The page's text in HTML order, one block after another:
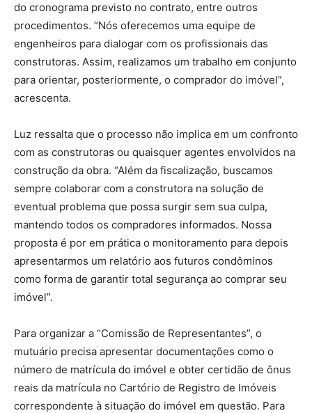
do cronograma previsto no contrato, entre outros
procedimentos. “Nós oferecemos uma equipe de
engenheiros para dialogar com os profissionais das
construtoras. Assim, realizamos um trabalho em conjunto
para orientar, posteriormente, o comprador do imóvel”,
acrescenta.
Luz ressalta que o processo não implica em um confronto
com as construtoras ou quaisquer agentes envolvidos na
construção da obra. “Além da fiscalização, buscamos
sempre colaborar com a construtora na solução de
eventual problema que possa surgir sem sua culpa,
mantendo todos os compradores informados. Nossa
proposta é por em prática o monitoramento para depois
apresentarmos um relatório aos futuros condôminos
como forma de garantir total segurança ao comprar seu
imóvel”.
Para organizar a “Comissão de Representantes”, o
mutuário precisa apresentar documentações como o
número de matrícula do imóvel e obter certidão de ônus
reais da matrícula no Cartório de Registro de Imóveis
correspondente à situação do imóvel em questão. Para